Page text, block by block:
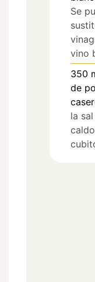
Se
vino
350
de
la